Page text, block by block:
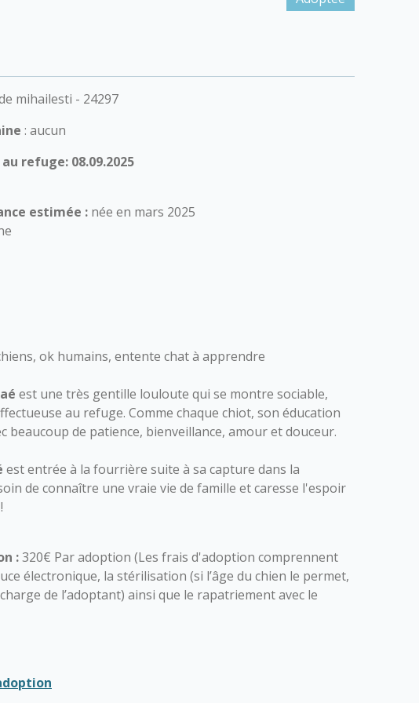
mihailesti - 24297
: aucun
refuge: 08.09.2025
estimée : née en mars 2025
ok humains, entente chat à apprendre
est une très gentille louloute qui se montre sociable,
au refuge. Comme chaque chiot, son éducation
beaucoup de patience, bienveillance, amour et douceur.
est entrée à la fourrière suite à sa capture dans la
de connaître une vraie vie de famille et caresse l'espoir
:320€ Par adoption (Les frais d'adoption comprennent
électronique, la stérilisation (si l’âge du chien le permet,
de l’adoptant) ainsi que le rapatriement avec le